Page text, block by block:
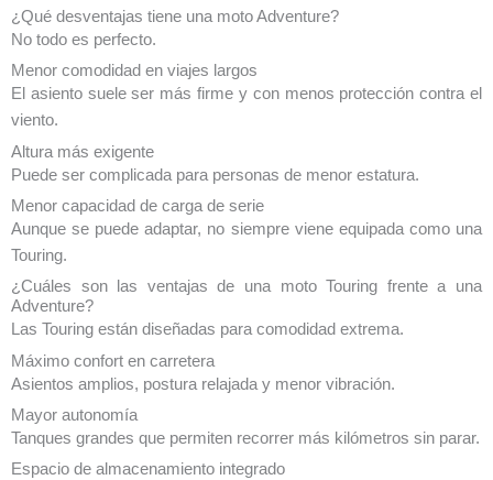
¿Qué desventajas tiene una moto Adventure?
No todo es perfecto.
Menor comodidad en viajes largos
El asiento suele ser más firme y con menos protección contra el
viento.
Altura más exigente
Puede ser complicada para personas de menor estatura.
Menor capacidad de carga de serie
Aunque se puede adaptar, no siempre viene equipada como una
Touring.
¿Cuáles son las ventajas de una moto Touring frente a una
Adventure?
Las Touring están diseñadas para comodidad extrema.
Máximo confort en carretera
Asientos amplios, postura relajada y menor vibración.
Mayor autonomía
Tanques grandes que permiten recorrer más kilómetros sin parar.
Espacio de almacenamiento integrado